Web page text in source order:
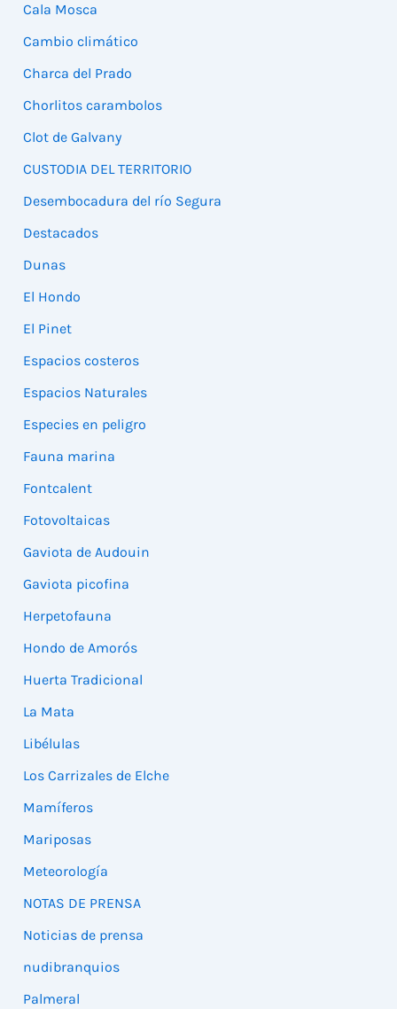
Cala Mosca
Cambio climático
Charca del Prado
Chorlitos carambolos
Clot de Galvany
CUSTODIA DEL TERRITORIO
Desembocadura del río Segura
Destacados
Dunas
El Hondo
El Pinet
Espacios costeros
Espacios Naturales
Especies en peligro
Fauna marina
Fontcalent
Fotovoltaicas
Gaviota de Audouin
Gaviota picofina
Herpetofauna
Hondo de Amorós
Huerta Tradicional
La Mata
Libélulas
Los Carrizales de Elche
Mamíferos
Mariposas
Meteorología
NOTAS DE PRENSA
Noticias de prensa
nudibranquios
Palmeral